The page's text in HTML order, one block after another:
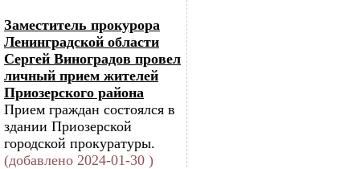
Заместитель прокурора
Ленинградской области
Сергей Виноградов провел
личный прием жителей
Приозерского района
Прием граждан состоялся в
здании Приозерской
городской прокуратуры.
(добавлено 2024-01-30 )